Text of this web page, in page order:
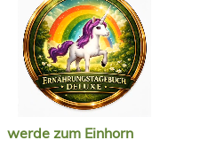
werde zum Einhorn